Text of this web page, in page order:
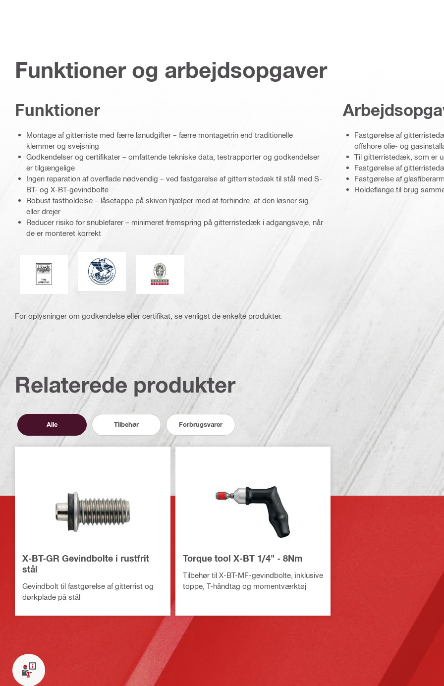
Funktioner og arbejdsopgaver
Funktioner
Montage af gitterriste med færre lønudgifter – færre montagetrin end traditionelle
klemmer og svejsning
Godkendelser og certifikater – omfattende tekniske data, testrapporter og godkendelser
er tilgængelige
Ingen reparation af overflade nødvendig – ved fastgørelse af gitterristedæk til stål med S-
BT- og X-BT-gevindbolte
Robust fastholdelse – låsetappe på skiven hjælper med at forhindre, at den løsner sig
eller drejer
Reducer risiko for snublefarer – minimeret fremspring på gitterristedæk i adgangsveje, når
de er monteret korrekt
Lloyd's Register American Bureau of Shipping
Bureau Veritas
Fastgørelse af
offshore olie- og
Til gitterristedæk, som er
Fastgørelse af
Fastgørelse af
Holdeflange til brug
For oplysninger om godkendelse eller certifikat, se venligst de enkelte produkter.
Relaterede produkter
Alle Tilbehør Forbrugsvarer
X-BT-GR Gevindbolte i rustfrit
stål
Gevindbolt til fastgørelse af gitterrist og
dørkplade på stål
Torque tool X-BT 1/4" - 8Nm
Tilbehør til X-BT-MF-gevindbolte, inklusive
toppe, T-håndtag og momentværktøj